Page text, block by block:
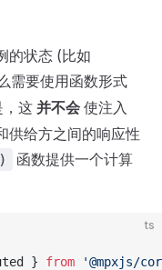
的状态 (比如
需要使用函数形式
，这 并不会 使注入
供给方之间的响应性
函数提供一个计算
ts
} from '@mpxjs/